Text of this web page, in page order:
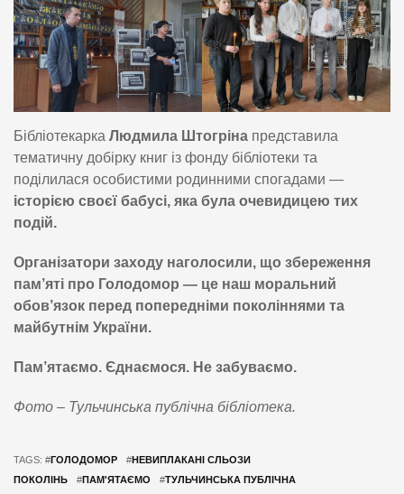
Бібліотекарка Людмила Штогріна представила
тематичну добірку книг із фонду бібліотеки та
поділилася особистими родинними спогадами —
історією своєї бабусі, яка була очевидицею тих
подій.
Організатори заходу наголосили, що збереження
пам’яті про Голодомор — це наш моральний
обов’язок перед попередніми поколіннями та
майбутнім України.
Пам’ятаємо. Єднаємося. Не забуваємо.
Фото – Тульчинська публічна бібліотека.
TAGS: #ГОЛОДОМОР #НЕВИПЛАКАНІ СЛЬОЗИ
ПОКОЛІНЬ
#ПАМ'ЯТАЄМО #ТУЛЬЧИНСЬКА ПУБЛІЧНА